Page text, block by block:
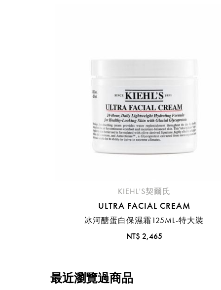
KIEHL'S契爾氏
ULTRA FACIAL CREAM
冰河醣蛋白保濕霜125ML-特大裝
NT$ 2,465
最近瀏覽過商品